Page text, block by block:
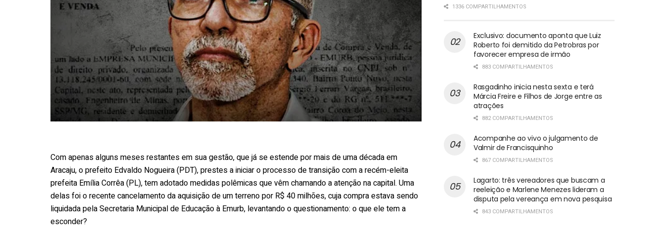
Com apenas alguns meses restantes em sua gestão, que já se estende por mais de uma década em
Aracaju, o prefeito Edvaldo Nogueira (PDT), prestes a iniciar o processo de transição com a recém-eleita
prefeita Emília Corrêa (PL), tem adotado medidas polêmicas que vêm chamando a atenção na capital. Uma
delas foi o recente cancelamento da aquisição de um terreno por R$ 40 milhões, cuja compra estava sendo
liquidada pela Secretaria Municipal de Educação à Emurb, levantando o questionamento: o que ele tem a
esconder?
1336 COMPARTILHAMENTOS
Exclusivo: documento aponta que Luiz
Roberto foi demitido da Petrobras por
favorecer empresa de irmão
883 COMPARTILHAMENTOS
Rasgadinho inicia nesta sexta e terá
Márcia Freire e Filhos de Jorge entre as
atrações
882 COMPARTILHAMENTOS
Acompanhe ao vivo o julgamento de
Valmir de Francisquinho
867 COMPARTILHAMENTOS
Lagarto: três vereadores que buscam a
reeleição e Marlene Menezes lideram a
disputa pela vereança em nova pesquisa
843 COMPARTILHAMENTOS